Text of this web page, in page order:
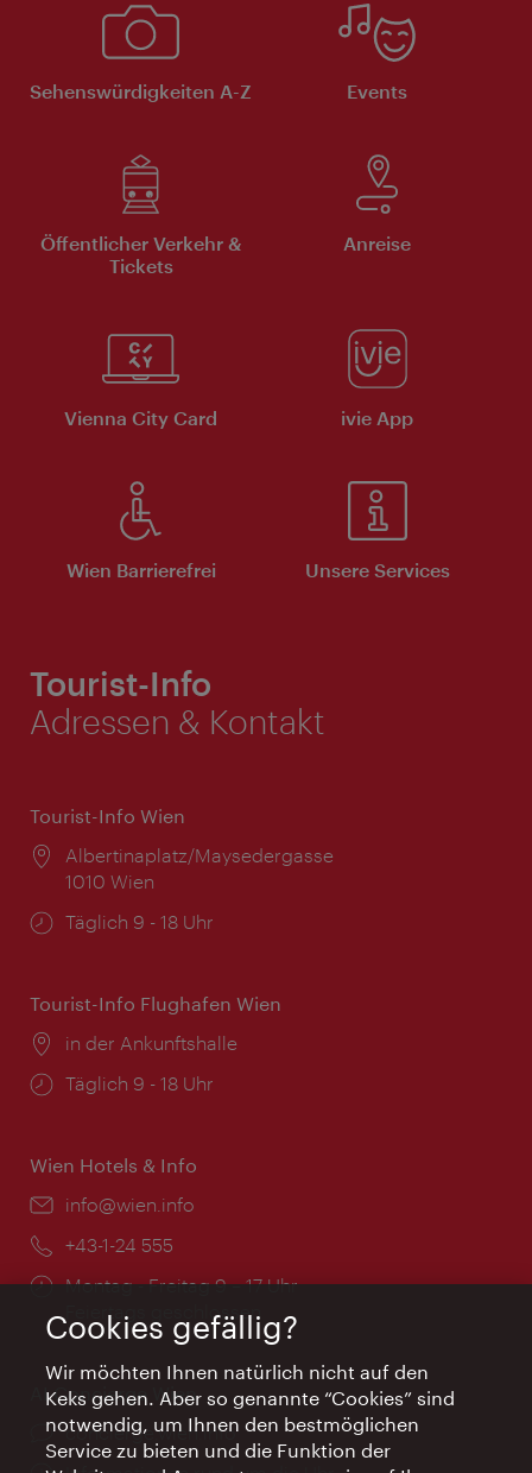
Sehenswürdigkeiten A-Z Events
Öffentlicher Verkehr &
Tickets
Anreise
Vienna City Card ivie App
Wien Barrierefrei Unsere Services
Tourist-Info
Adressen & Kontakt
Tourist-Info Wien
Ort:
Albertinaplatz/Maysedergasse
1010 Wien
Öffnungszeiten:
Täglich 9 - 18 Uhr
Tourist-Info Flughafen Wien
Ort:
in der Ankunftshalle
Öffnungszeiten:
Täglich 9 - 18 Uhr
Wien Hotels & Info
Email:
info@wien.info
Telefon:
+43-1-24 555
Öffnungszeiten:
Montag - Freitag 9 – 17 Uhr
Feiertags geschlossen
AI Concierge Wien
Ort:
concierge.wien.info
Cookies gefällig?
Wir möchten Ihnen natürlich nicht auf den
Keks gehen. Aber so genannte “Cookies” sind
notwendig, um Ihnen den bestmöglichen
Service zu bieten und die Funktion der